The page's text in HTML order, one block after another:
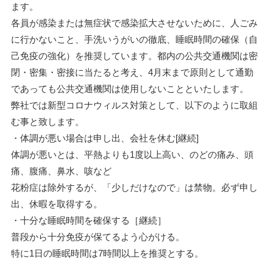
ます。
各員が感染または無症状で感染拡大させないために、人ごみ
に行かないこと、手洗いうがいの徹底、睡眠時間の確保（自
己免疫の強化）を推奨しています。都内の公共交通機関は密
閉・密集・密接に当たると考え、4月末まで原則として通勤
であっても公共交通機関は使用しないことといたします。
弊社では新型コロナウィルス対策として、以下のように取組
む事と致します。
・体調が悪い場合は申し出、会社を休む[継続]
体調が悪いとは、平熱よりも1度以上高い、のどの痛み、頭
痛、腹痛、鼻水、咳など
花粉症は除外するが、「少しだけなので」は禁物。必ず申し
出、休暇を取得する。
・十分な睡眠時間を確保する［継続］
普段から十分免疫が保てるよう心がける。
特に1日の睡眠時間は7時間以上を推奨とする。